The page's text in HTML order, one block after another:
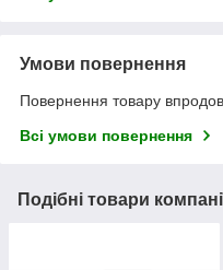
Умови повернення
Повернення товару
Всі умови повернення
Подібні товари